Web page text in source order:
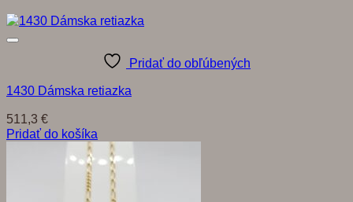
Pridať do obľúbených
1430 Dámska retiazka
511,3 €
Pridať do košíka